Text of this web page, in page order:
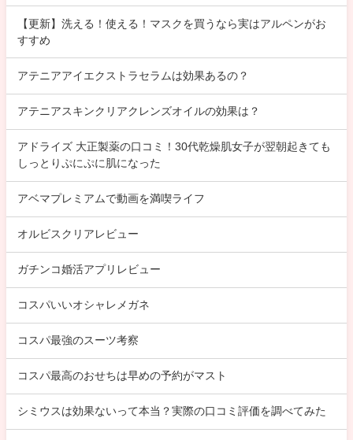
【更新】洗える！使える！マスクを買うなら実はアルペンがお
すすめ
アテニアアイエクストラセラムは効果あるの？
アテニアスキンクリアクレンズオイルの効果は？
アドライズ 大正製薬の口コミ！30代乾燥肌女子が翌朝起きても
しっとりぷにぷに肌になった
アベマプレミアムで動画を満喫ライフ
オルビスクリアレビュー
ガチンコ婚活アプリレビュー
コスパいいオシャレメガネ
コスパ最強のスーツ考察
コスパ最高のおせちは早めの予約がマスト
シミウスは効果ないって本当？実際の口コミ評価を調べてみた